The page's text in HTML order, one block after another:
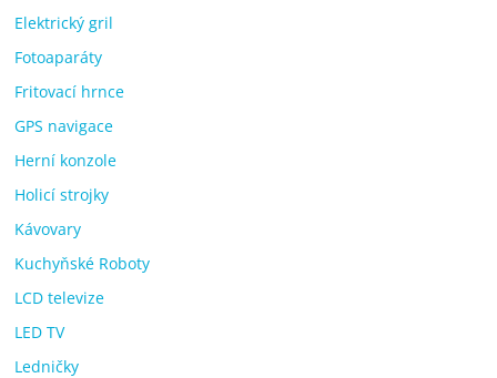
Elektrický gril
Fotoaparáty
Fritovací hrnce
GPS navigace
Herní konzole
Holicí strojky
Kávovary
Kuchyňské Roboty
LCD televize
LED TV
Ledničky